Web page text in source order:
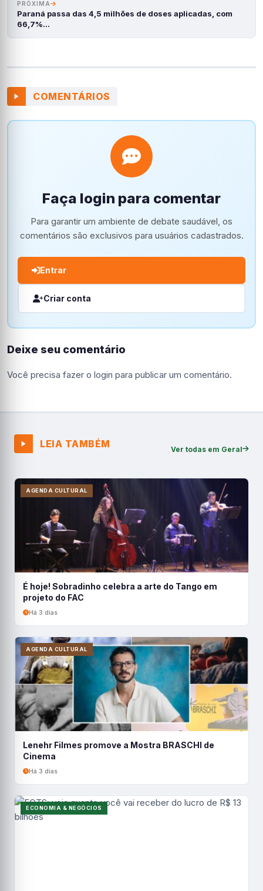
PRÓXIMA
Paraná passa das 4,5 milhões de doses aplicadas, com
66,7%…
COMENTÁRIOS
Faça login para comentar
Para garantir um ambiente de debate saudável, os
comentários são exclusivos para usuários cadastrados.
Entrar
Criar conta
Deixe seu comentário
Você precisa fazer o login para publicar um comentário.
LEIA TAMBÉM Ver todas em Geral
AGENDA CULTURAL
É hoje! Sobradinho celebra a arte do Tango em
projeto do FAC
Há 3 dias
AGENDA CULTURAL
Lenehr Filmes promove a Mostra BRASCHI de
Cinema
Há 3 dias
ECONOMIA & NEGÓCIOS